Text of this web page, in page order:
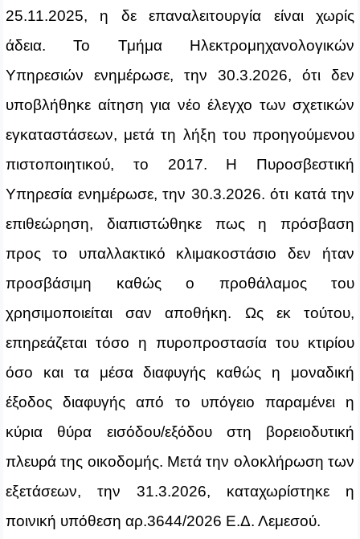
25.11.2025, η δε επαναλειτουργία είναι χωρίς
άδεια. Το Τμήμα Ηλεκτρομηχανολογικών
Υπηρεσιών ενημέρωσε, την 30.3.2026, ότι δεν
υποβλήθηκε αίτηση για νέο έλεγχο των σχετικών
εγκαταστάσεων, μετά τη λήξη του προηγούμενου
πιστοποιητικού, το 2017. Η Πυροσβεστική
Υπηρεσία ενημέρωσε, την 30.3.2026. ότι κατά την
επιθεώρηση, διαπιστώθηκε πως η πρόσβαση
προς το υπαλλακτικό κλιμακοστάσιο δεν ήταν
προσβάσιμη καθώς ο προθάλαμος του
χρησιμοποιείται σαν αποθήκη. Ως εκ τούτου,
επηρεάζεται τόσο η πυροπροστασία του κτιρίου
όσο και τα μέσα διαφυγής καθώς η μοναδική
έξοδος διαφυγής από το υπόγειο παραμένει η
κύρια θύρα εισόδου/εξόδου στη βορειοδυτική
πλευρά της οικοδομής. Μετά την ολοκλήρωση των
εξετάσεων, την 31.3.2026, καταχωρίστηκε η
ποινική υπόθεση αρ.3644/2026 Ε.Δ. Λεμεσού.